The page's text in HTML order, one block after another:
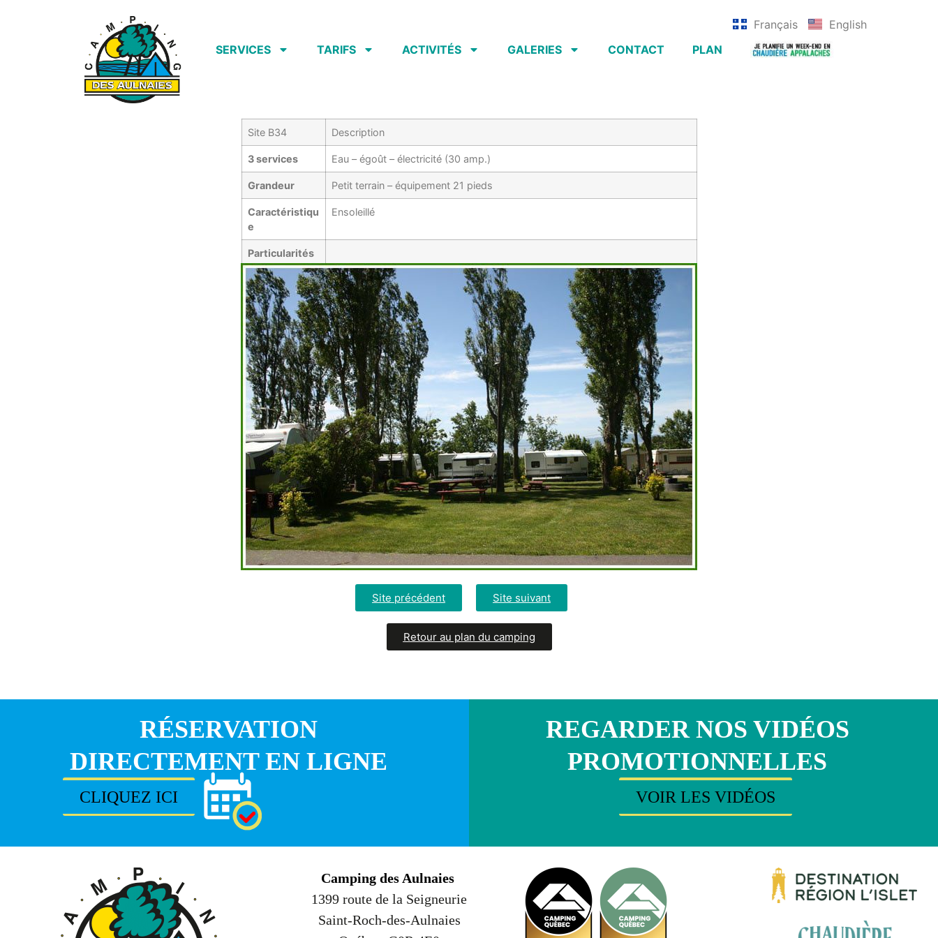
Français
English
SERVICES
TARIFS ACTIVITÉS GALERIES CONTACT PLAN
Site B34 Description
3 services Eau – égoût – électricité (30 amp.)
Grandeur Petit terrain – équipement 21 pieds
Caractéristiqu
e
Ensoleillé
Particularités
Site précédent Site suivant
Retour au plan du camping
RÉSERVATION
DIRECTEMENT EN LIGNE
CLIQUEZ ICI
REGARDER NOS VIDÉOS
PROMOTIONNELLES
VOIR LES VIDÉOS
Camping des Aulnaies
1399 route de la Seigneurie
Saint-Roch-des-Aulnaies